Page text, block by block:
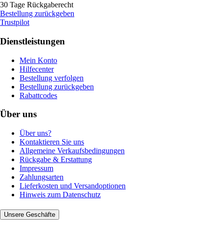
30 Tage Rückgaberecht
Bestellung zurückgeben
Trustpilot
Dienstleistungen
Mein Konto
Hilfecenter
Bestellung verfolgen
Bestellung zurückgeben
Rabattcodes
Über uns
Über uns?
Kontaktieren Sie uns
Allgemeine Verkaufsbedingungen
Rückgabe & Erstattung
Impressum
Zahlungsarten
Lieferkosten und Versandoptionen
Hinweis zum Datenschutz
Unsere Geschäfte